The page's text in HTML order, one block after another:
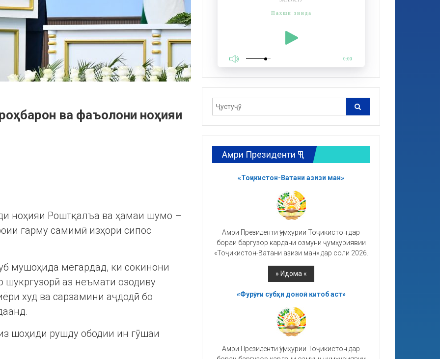
ва фаъолони ноҳияи
ноҳияи Роштқалъа ва ҳамаи шумо –
гарму самимӣ изҳори сипос
мушоҳида мегардад, ки сокинони
шукргузорӣ аз неъмати озодиву
худ ва сарзамини аҷдодӣ бо
шоҳиди рушду ободии ин гӯшаи
Пахши зинда
0:00
Амри Президенти ҶТ
«Тоҷикистон-Ватани азизи ман»
Амри Президенти Ҷумҳурии Тоҷикистон дар
бораи баргузор кардани озмуни ҷумҳуриявии
«Тоҷикистон-Ватани азизи ман» дар соли 2026.
«Фурӯғи субҳи доноӣ китоб аст»
Амри Президенти Ҷумҳурии Тоҷикистон дар